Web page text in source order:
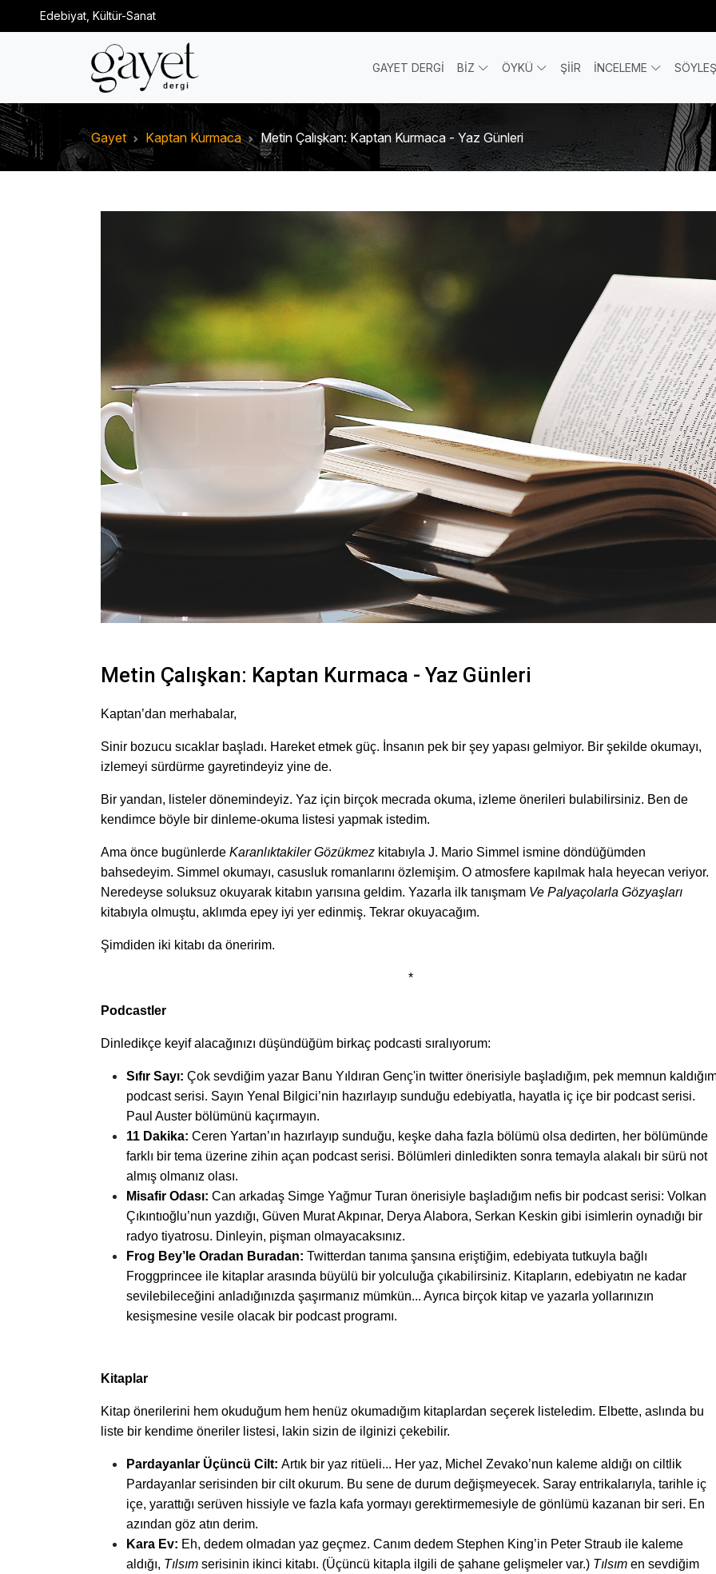
Edebiyat, Kültür-Sanat
GAYET DERGİ BİZ ÖYKÜ ŞİİR İNCELEME
Gayet Kaptan Kurmaca Metin Çalışkan: Kaptan Kurmaca - Yaz Günleri
Metin Çalışkan: Kaptan Kurmaca - Yaz Günleri
Kaptan’dan merhabalar,
Sinir bozucu sıcaklar başladı. Hareket etmek güç. İnsanın pek bir şey yapası gelmiyor. Bir şekilde okumayı,
izlemeyi sürdürme gayretindeyiz yine de.
Bir yandan, listeler dönemindeyiz. Yaz için birçok mecrada okuma, izleme önerileri bulabilirsiniz. Ben de
kendimce böyle bir dinleme-okuma listesi yapmak istedim.
Ama önce bugünlerde Karanlıktakiler Gözükmez kitabıyla J. Mario Simmel ismine döndüğümden
bahsedeyim. Simmel okumayı, casusluk romanlarını özlemişim. O atmosfere kapılmak hala heyecan veriyor.
Neredeyse soluksuz okuyarak kitabın yarısına geldim. Yazarla ilk tanışmam Ve Palyaçolarla Gözyaşları
kitabıyla olmuştu, aklımda epey iyi yer edinmiş. Tekrar okuyacağım.
Şimdiden iki kitabı da öneririm.
*
Podcastler
Dinledikçe keyif alacağınızı düşündüğüm birkaç podcasti sıralıyorum:
Sıfır Sayı: Çok sevdiğim yazar Banu Yıldıran Genç'in twitter önerisiyle başladığım, pek memnun
podcast serisi. Sayın Yenal Bilgici’nin hazırlayıp sunduğu edebiyatla, hayatla iç içe bir podcast serisi.
Paul Auster bölümünü kaçırmayın.
11 Dakika: Ceren Yartan’ın hazırlayıp sunduğu, keşke daha fazla bölümü olsa dedirten, her bölümünde
farklı bir tema üzerine zihin açan podcast serisi. Bölümleri dinledikten sonra temayla alakalı bir sürü not
almış olmanız olası.
Misafir Odası: Can arkadaş Simge Yağmur Turan önerisiyle başladığım nefis bir podcast serisi: Volkan
Çıkıntıoğlu’nun yazdığı, Güven Murat Akpınar, Derya Alabora, Serkan Keskin gibi isimlerin oynadığı bir
radyo tiyatrosu. Dinleyin, pişman olmayacaksınız.
Frog Bey’le Oradan Buradan: Twitterdan tanıma şansına eriştiğim, edebiyata tutkuyla bağlı
Froggprincee ile kitaplar arasında büyülü bir yolculuğa çıkabilirsiniz. Kitapların, edebiyatın ne kadar
sevilebileceğini anladığınızda şaşırmanız mümkün... Ayrıca birçok kitap ve yazarla yollarınızın
kesişmesine vesile olacak bir podcast programı.
Kitaplar
Kitap önerilerini hem okuduğum hem henüz okumadığım kitaplardan seçerek listeledim. Elbette, aslında bu
liste bir kendime öneriler listesi, lakin sizin de ilginizi çekebilir.
Pardayanlar Üçüncü Cilt: Artık bir yaz ritüeli... Her yaz, Michel Zevako’nun kaleme aldığı on ciltlik
Pardayanlar serisinden bir cilt okurum. Bu sene de durum değişmeyecek. Saray entrikalarıyla, tarihle iç
içe, yarattığı serüven hissiyle ve fazla kafa yormayı gerektirmemesiyle de gönlümü kazanan bir seri. En
azından göz atın derim.
Kara Ev: Eh, dedem olmadan yaz geçmez. Canım dedem Stephen King’in Peter Straub ile kaleme
aldığı, Tılsım serisinin ikinci kitabı. (Üçüncü kitapla ilgili de şahane gelişmeler var.) Tılsım en sevdiğim